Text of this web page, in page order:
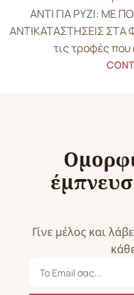
ΑΝΤΙ ΓΙΑ ΡΥΖΙ: ΜΕ
ΑΝΤΙΚΑΤΑΣΤΗΣΕΙΣ ΣΤΑ
τις τροφές που
Γίνε μέλος και